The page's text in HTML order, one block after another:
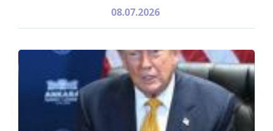
08.07.2026